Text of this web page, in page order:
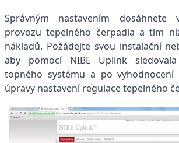
Správným nastavením dosáhnete
provozu tepelného čerpadla a tím
nákladů. Požádejte svou instalační
aby pomocí NIBE Uplink
topného systému a po vyhodnocení
úpravy nastavení regulace tepelného